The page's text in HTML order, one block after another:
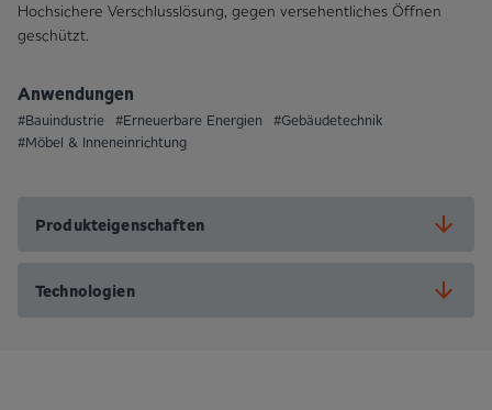
Hochsichere Verschlusslösung, gegen versehentliches Öffnen
geschützt.
Anwendungen
#Bauindustrie #Erneuerbare Energien
#Gebäudetechnik
#Möbel & Inneneinrichtung
Produkteigenschaften
Technologien